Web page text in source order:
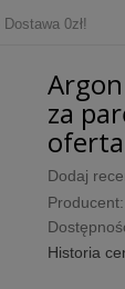
0zł!
Argon
za
Dodaj
Producent:
Historia